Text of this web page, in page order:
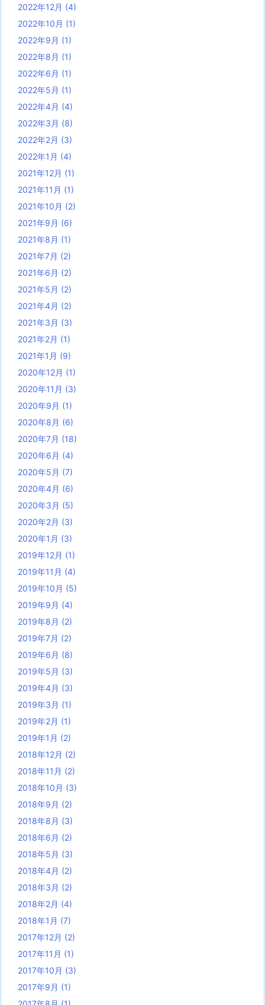
2022年12月 (4)
2022年10月 (1)
2022年9月 (1)
2022年8月 (1)
2022年6月 (1)
2022年5月 (1)
2022年4月 (4)
2022年3月 (8)
2022年2月 (3)
2022年1月 (4)
2021年12月 (1)
2021年11月 (1)
2021年10月 (2)
2021年9月 (6)
2021年8月 (1)
2021年7月 (2)
2021年6月 (2)
2021年5月 (2)
2021年4月 (2)
2021年3月 (3)
2021年2月 (1)
2021年1月 (9)
2020年12月 (1)
2020年11月 (3)
2020年9月 (1)
2020年8月 (6)
2020年7月 (18)
2020年6月 (4)
2020年5月 (7)
2020年4月 (6)
2020年3月 (5)
2020年2月 (3)
2020年1月 (3)
2019年12月 (1)
2019年11月 (4)
2019年10月 (5)
2019年9月 (4)
2019年8月 (2)
2019年7月 (2)
2019年6月 (8)
2019年5月 (3)
2019年4月 (3)
2019年3月 (1)
2019年2月 (1)
2019年1月 (2)
2018年12月 (2)
2018年11月 (2)
2018年10月 (3)
2018年9月 (2)
2018年8月 (3)
2018年6月 (2)
2018年5月 (3)
2018年4月 (2)
2018年3月 (2)
2018年2月 (4)
2018年1月 (7)
2017年12月 (2)
2017年11月 (1)
2017年10月 (3)
2017年9月 (1)